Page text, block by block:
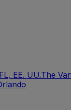
EE. UU.The